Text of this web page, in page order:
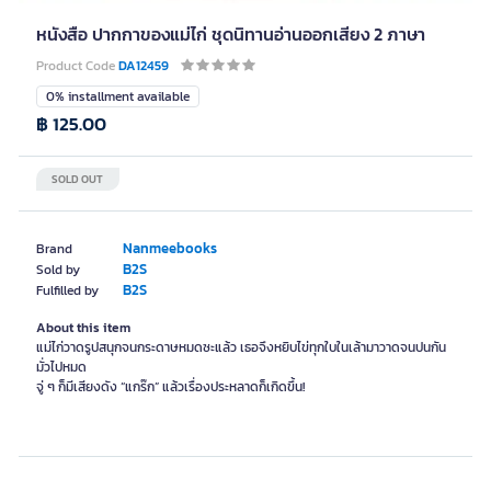
หนังสือ ปากกาของแม่ไก่ ชุดนิทานอ่านออกเสียง 2 ภาษา
Product CodeDA12459
Brand Nanmeebooks
Sold by B2S
Fulfilled by B2S
0% installment available
SOLD OUT
฿ 125.00
About this item
แม่ไก่วาดรูปสนุกจนกระดาษหมดซะแล้ว เธอจึงหยิบไข่ทุกใบในเล้ามาวาดจนปนกัน
มั่วไปหมด